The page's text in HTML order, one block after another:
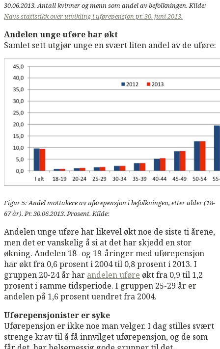
30.06.2013. Antall kvinner og menn som andel av befolkningen. Kilde:
Navs statistikk over utvikling i uførepensjon pr. 30. juni 2013.
Andelen unge uføre har økt
Samlet sett utgjør unge en svært liten andel av de uføre:
Figur 5: Andel mottakere av uførepensjon i befolkningen, etter alder (18-
67 år). Pr. 30.06.2013. Prosent. Kilde:
Andelen unge uføre har likevel økt noe de siste ti årene,
men det er vanskelig å si at det har skjedd en stor
økning. Andelen 18- og 19-åringer med uførepensjon
har økt fra 0,6 prosent i 2004 til 0,8 prosent i 2013. I
gruppen 20-24 år har andelen uføre økt fra 0,9 til 1,2
prosent i samme tidsperiode. I gruppen 25-29 år er
andelen på 1,6 prosent uendret fra 2004.
Uførepensjonister er syke
Uførepensjon er ikke noe man velger. I dag stilles svært
strenge krav til å få innvilget uførepensjon, og de som